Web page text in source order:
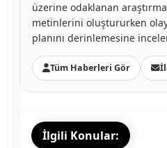
üzerine odaklanan
metinlerini oluştururken
planını derinlemesine
Tüm Haberleri Gör
İlgili Konular: